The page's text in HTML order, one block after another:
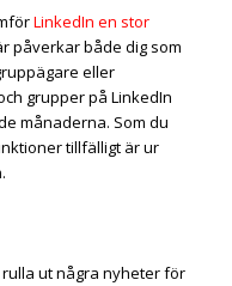
LinkedIn en stor
påverkar både dig som
eller
grupper på LinkedIn
månaderna. Som du
tillfälligt är ur
ut några nyheter för